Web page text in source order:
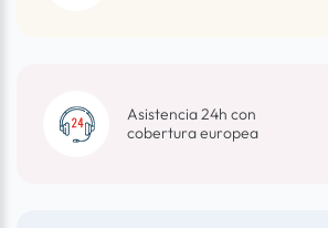
Asistencia 24h con
cobertura europea